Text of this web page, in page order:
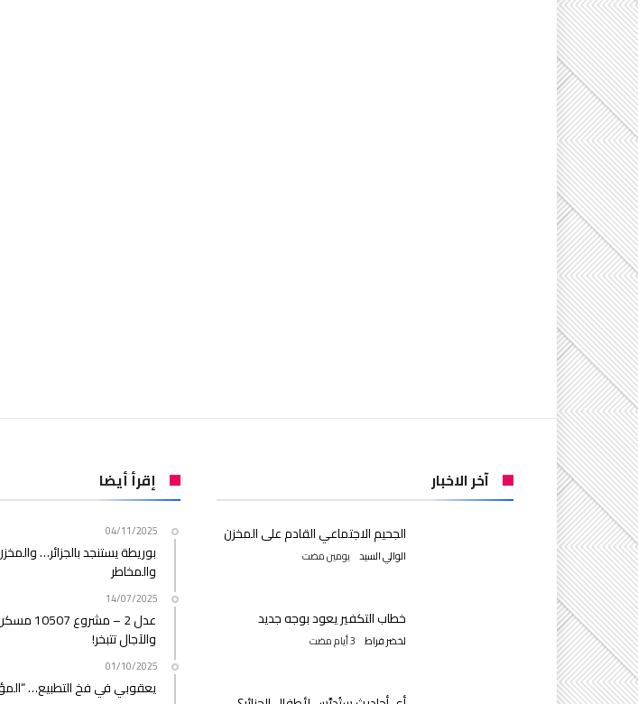
آخر الاخبار
الجحيم الاجتماعي القادم على المخزن
الوالي السيد ‫‫‫‏‫يومين مضت‬
خطاب التكفير يعود بوجه جديد
لخضر فراط
إقرأ أيضا
04/11/2025
بوريطة يستنجد بالجزائر…
والمخاطر
14/07/2025
عدل 2 –
والآجال تتبخر!
01/10/2025
يعقوبي في فخ التطبيع…